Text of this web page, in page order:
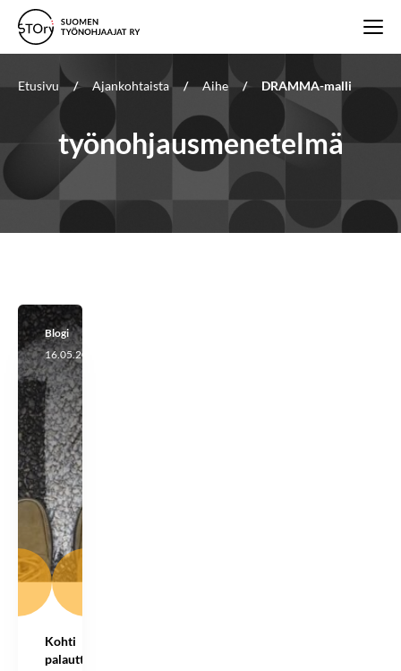
Etusivu / Ajankohtaista / Aihe / DRAMMA-malli
työnohjausmenetelmä
Blogi
16.05.2023
Kohti
palauttavaa